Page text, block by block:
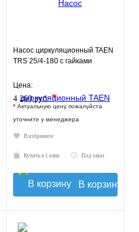
Насос циркуляционный TAEN
TRS 25/4-180 с гайками
Цена:
4 260 руб.*
* Актуальную цену пожалуйста
уточните у менеджера
В избранное
Купить в 1 клик Под заказ
В корзину